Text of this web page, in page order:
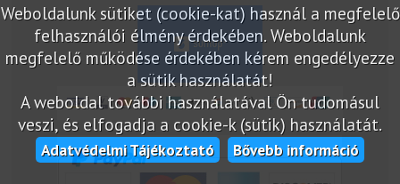
Weboldalunk sütiket (cookie-kat) használ a megfelelő
felhasználói élmény érdekében. Weboldalunk
megfelelő működése érdekében kérem engedélyezze
a sütik használatát!
A weboldal további használatával Ön tudomásul
veszi, és elfogadja a cookie-k (sütik) használatát.
Adatvédelmi Tájékoztató Bővebb információ